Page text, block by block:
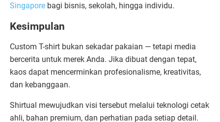
Singapore bagi bisnis, sekolah, hingga individu.
Kesimpulan
Custom T-shirt bukan sekadar pakaian — tetapi media
bercerita untuk merek Anda. Jika dibuat dengan tepat,
kaos dapat mencerminkan profesionalisme, kreativitas,
dan kebanggaan.
Shirtual mewujudkan visi tersebut melalui teknologi cetak
ahli, bahan premium, dan perhatian pada setiap detail.